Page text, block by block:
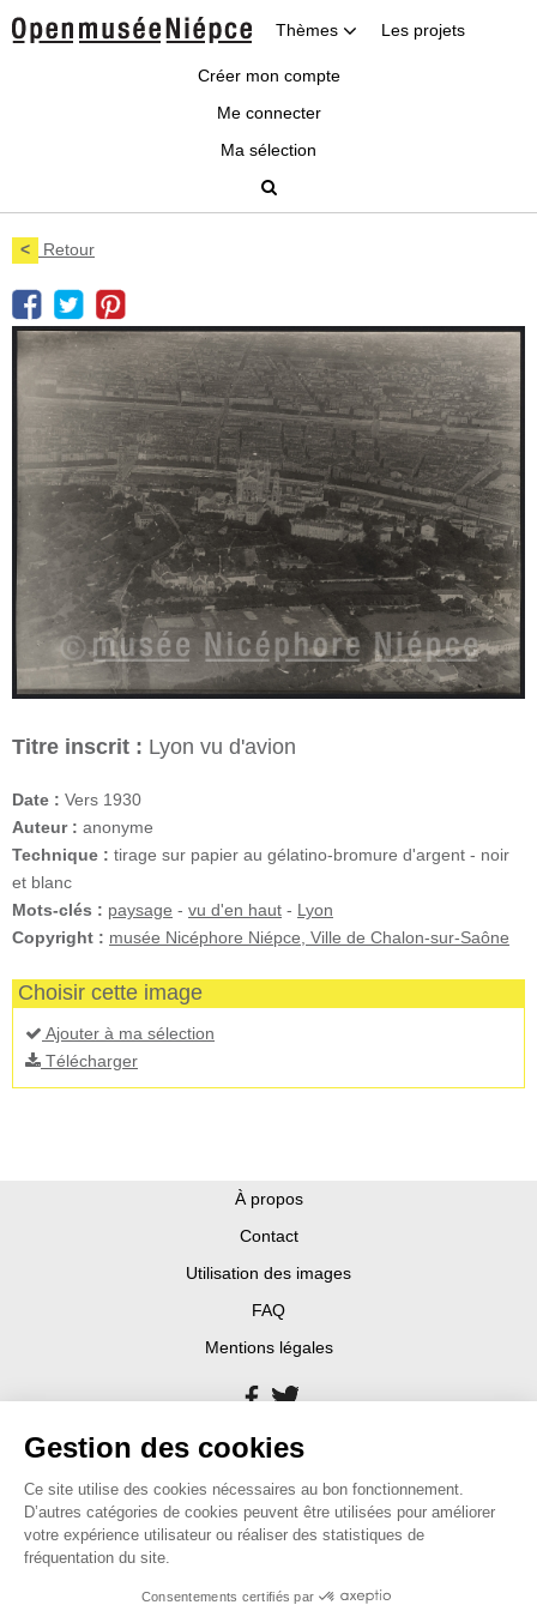
Thèmes Les projets
Créer mon compte
Me connecter
Ma sélection
< Retour
Titre inscrit : Lyon vu d'avion
Date : Vers 1930
Auteur : anonyme
Technique : tirage sur papier au gélatino-bromure d'argent - noir
et blanc
Mots-clés : paysage - vu d'en haut - Lyon
Copyright : musée Nicéphore Niépce, Ville de Chalon-sur-Saône
Choisir cette image
Ajouter à ma sélection
Télécharger
À propos
Contact
Utilisation des images
FAQ
Mentions légales
Gestion des cookies
Ce site utilise des cookies nécessaires au bon fonctionnement.
D’autres catégories de cookies peuvent être utilisées pour améliorer
votre expérience utilisateur ou réaliser des statistiques de
fréquentation du site.
Consentements certifiés par